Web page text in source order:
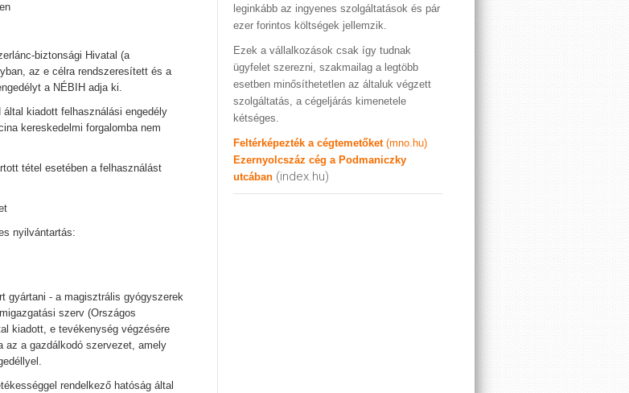
biztonsági Hivatal (a
az e célra rendszeresített és a
a NÉBIH adja ki.
kiadott felhasználási engedély
kereskedelmi forgalomba nem
tétel esetében a felhasználást
nyilvántartás:
gyártani - a magisztrális gyógyszerek
szerv (Országos
kiadott, e tevékenység végzésére
az a gazdálkodó szervezet, amely
rendelkező hatóság által
leginkább az ingyenes szolgáltatások és pár
ezer forintos költségek jellemzik.
Ezek a vállalkozások csak így tudnak
ügyfelet szerezni, szakmailag a legtöbb
esetben minősíthetetlen az általuk végzett
szolgáltatás, a cégeljárás kimenetele
kétséges.
Feltérképezték a cégtemetőket (mno.hu)
Ezernyolcszáz cég a Podmaniczky
utcában (index.hu)